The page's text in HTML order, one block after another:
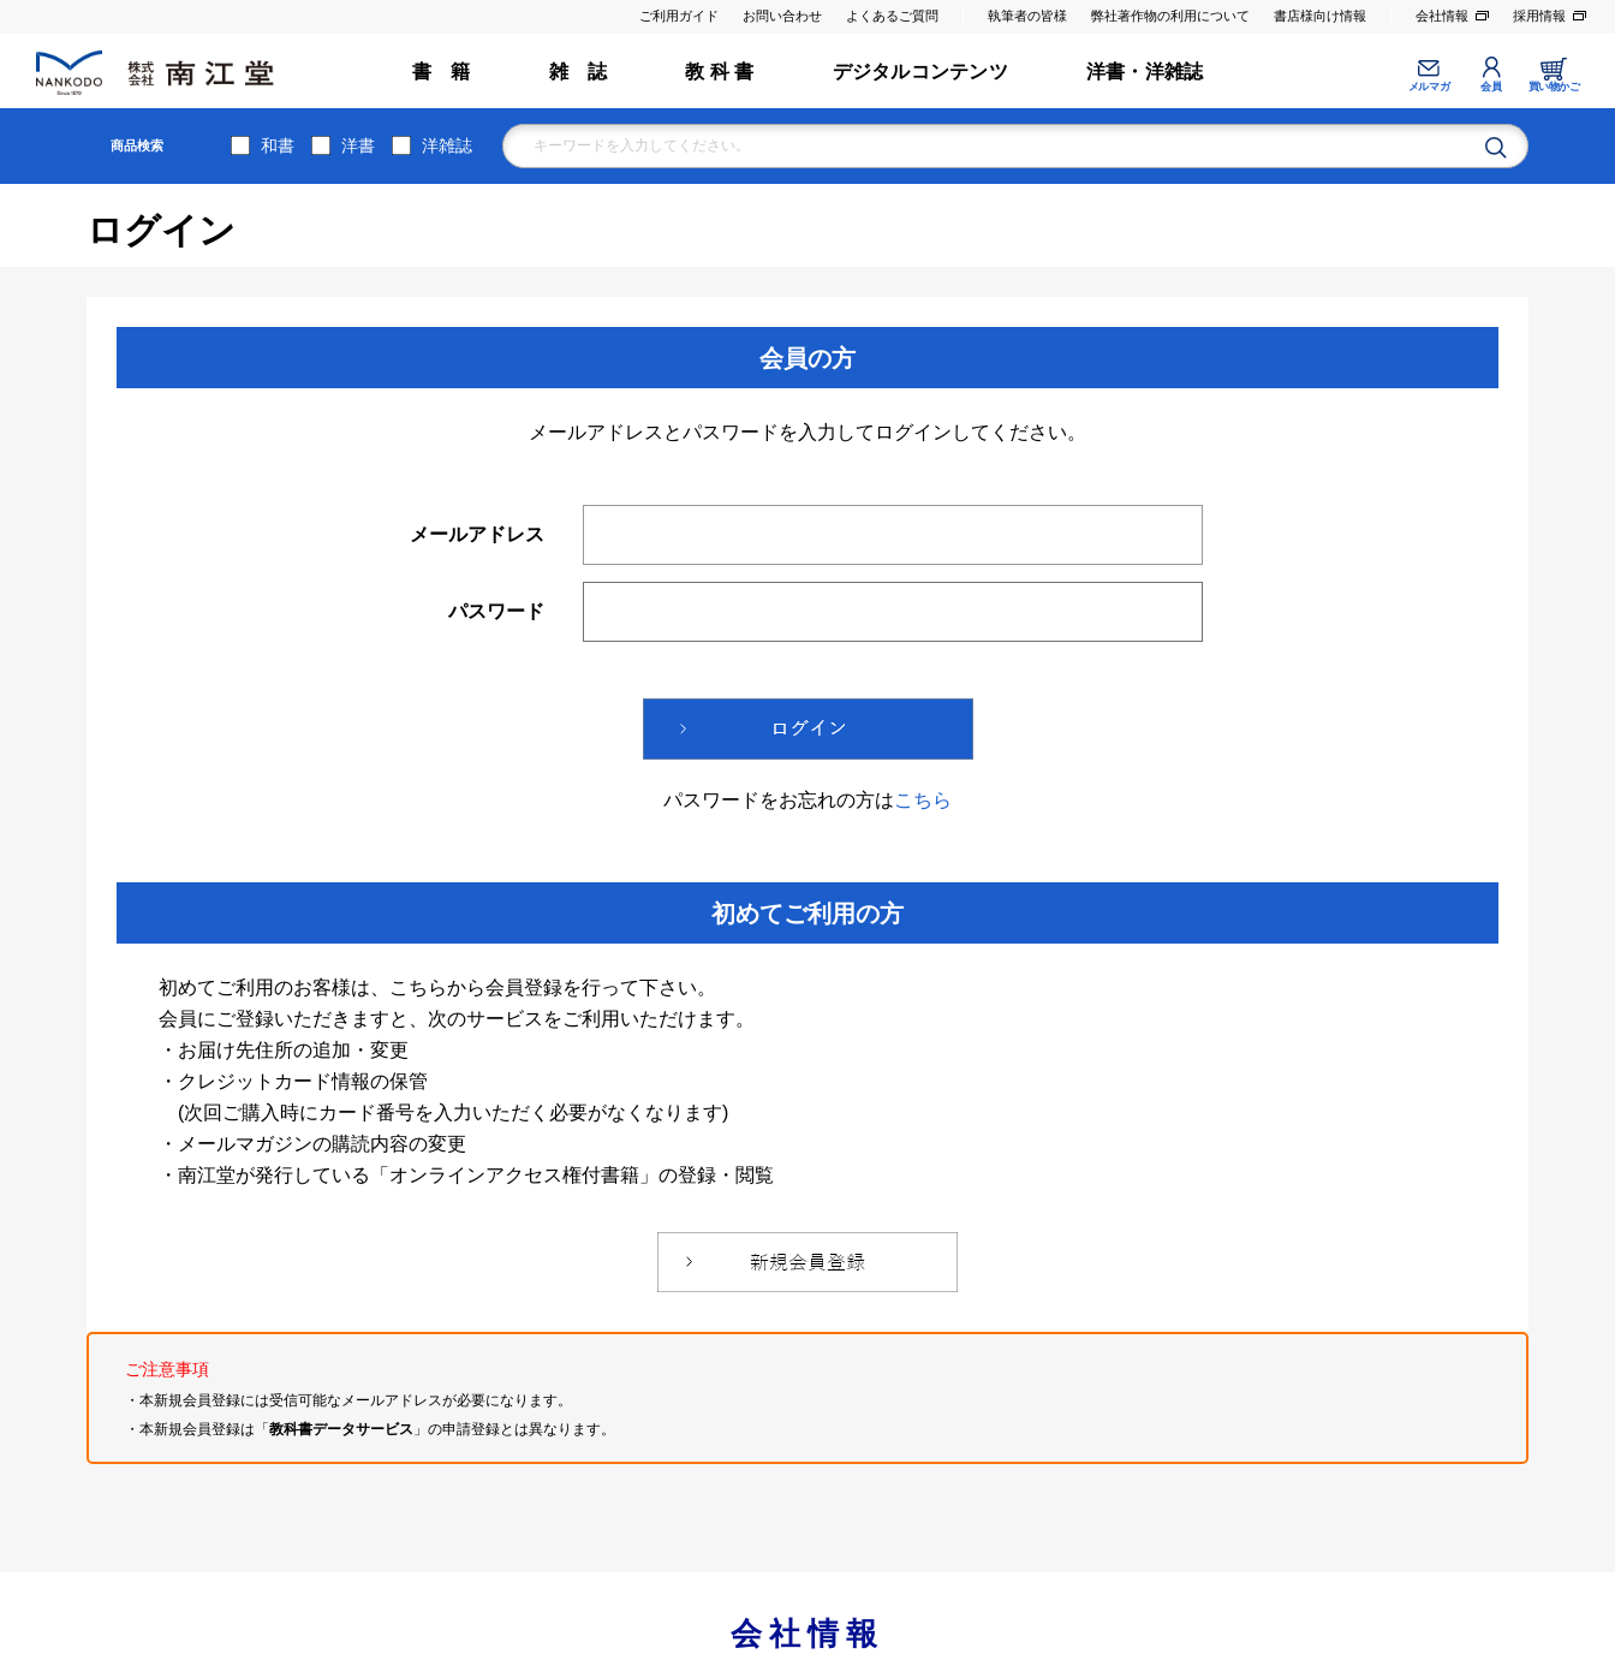
ご利用ガイド お問い合わせ よくあるご質問 執筆者の皆様 弊社著作物の利用について 書店様向け情報 会社情報 採用情報
書 籍 雑 誌 教 科 書 デジタルコンテンツ 洋書・洋雑誌
メルマガ 会員 買い物かご
商品検索 和書 洋書 洋雑誌
ログイン
会員の方
メールアドレスとパスワードを入力してログインしてください。
メールアドレス
パスワード
パスワードをお忘れの方はこちら
初めてご利用の方
初めてご利用のお客様は、こちらから会員登録を行って下さい。
会員にご登録いただきますと、次のサービスをご利用いただけます。
・お届け先住所の追加・変更
・クレジットカード情報の保管
(次回ご購入時にカード番号を入力いただく必要がなくなります)
・メールマガジンの購読内容の変更
・南江堂が発行している「オンラインアクセス権付書籍」の登録・閲覧
ご注意事項
・本新規会員登録には受信可能なメールアドレスが必要になります。
・本新規会員登録は「教科書データサービス 」の申請登録とは異なります。
会社情報